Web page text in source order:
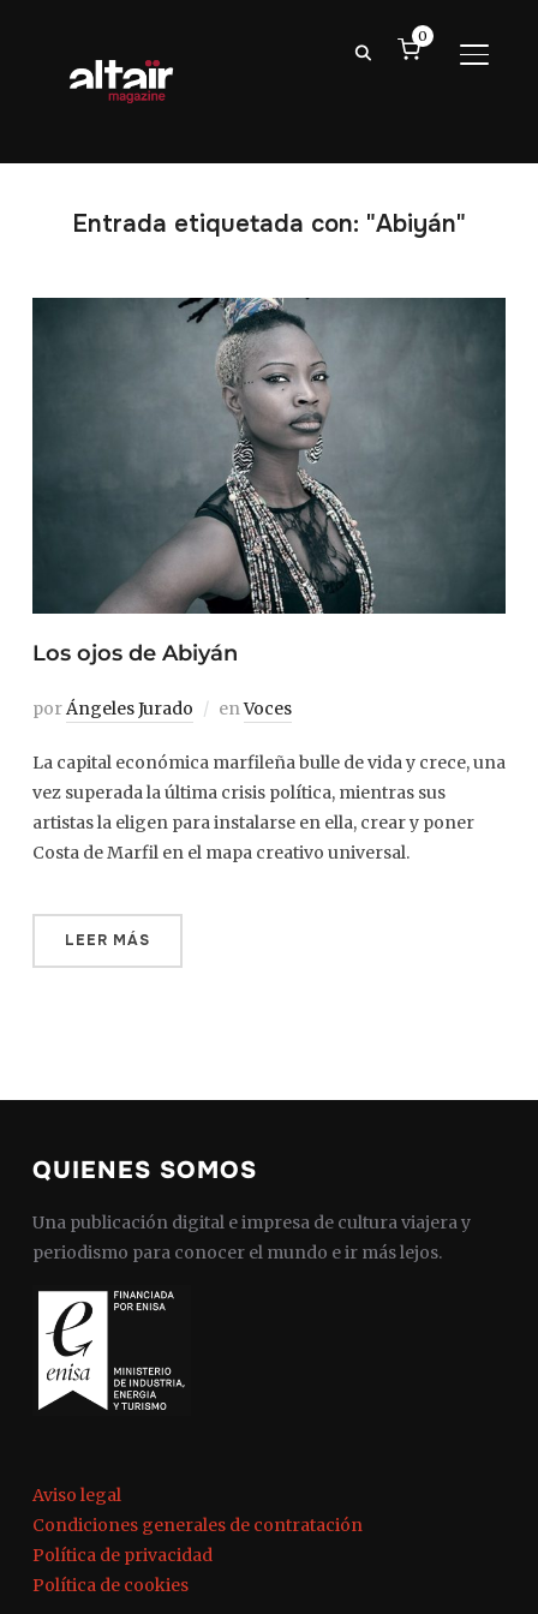
0
Entrada etiquetada con: "Abiyán"
Los ojos de Abiyán
porÁngeles Jurado enVoces
La capital económica marfileña bulle de vida y crece, una
vez superada la última crisis política, mientras sus
artistas la eligen para instalarse en ella, crear y poner
Costa de Marfil en el mapa creativo universal.
LEER MÁS
QUIENES SOMOS
Una publicación digital e impresa de cultura viajera y
periodismo para conocer el mundo e ir más lejos.
Aviso legal
Condiciones generales de contratación
Política de privacidad
Política de cookies